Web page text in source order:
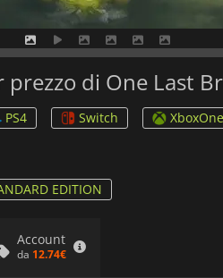
di One Last
PS4 Switch XboxOne
EDITION
Account
da 12.74€